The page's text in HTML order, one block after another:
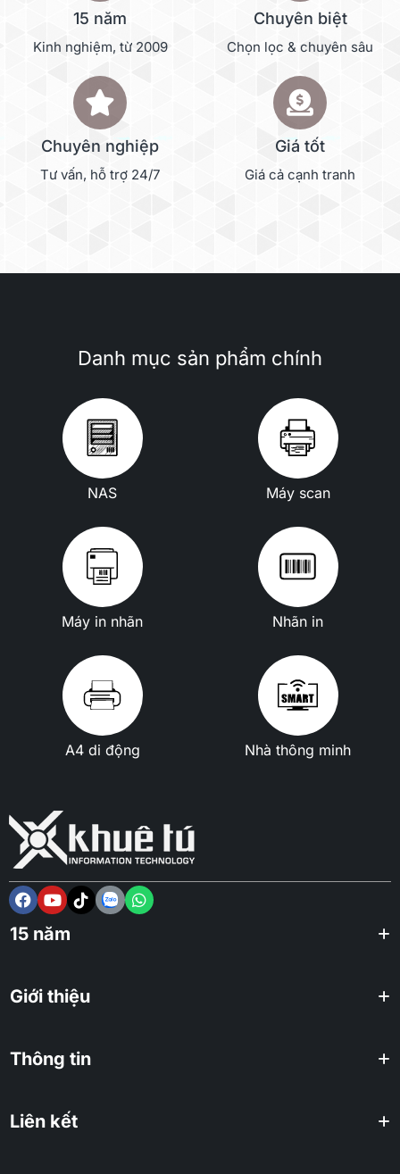
15 năm
Kinh nghiệm, từ 2009
Chuyên biệt
Chọn lọc & chuyên sâu
Chuyên nghiệp
Tư vấn, hỗ trợ 24/7
Giá tốt
Giá cả cạnh tranh
Danh mục sản phẩm chính
NAS Máy scan
Máy in nhãn Nhãn in
A4 di động Nhà thông minh
15 năm
Giới thiệu
Thông tin
Liên kết